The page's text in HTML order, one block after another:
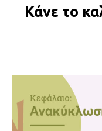
Κάνε το